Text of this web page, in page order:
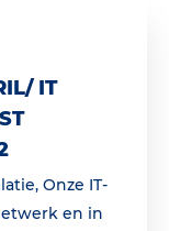
IT
Onze IT-
en in